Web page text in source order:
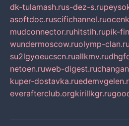
dk-tulamash.rus-dez-s.ru
asoftdoc.ruscifichannel.ru
mudconnector.ruhitstih.rupik-
wundermoscow.ruolymp-clan.ru
su2lgyoeucscn.ruallkmv.ru
netoen.ruweb-digest.ru
kuper-dostavka.ru
everafterclub.orgkirillkgr.ru